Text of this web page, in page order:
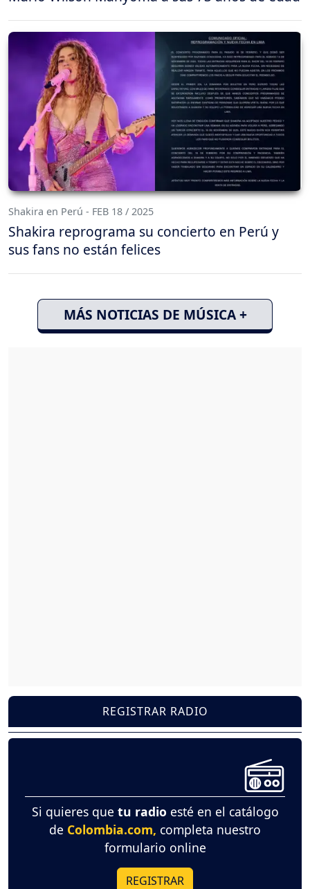
Shakira en Perú - FEB 18 / 2025
Shakira reprograma su concierto en Perú y
sus fans no están felices
MÁS NOTICIAS DE MÚSICA +
REGISTRAR RADIO
Si quieres que tu radio esté en el catálogo
de Colombia.com, completa nuestro
formulario online
REGISTRAR